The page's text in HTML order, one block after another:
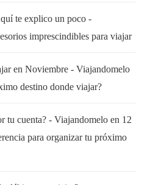
te explico un poco -
imprescindibles para viajar
en Noviembre - Viajandomelo
destino donde viajar?
tu cuenta? - Viajandomelo en 12
para organizar tu próximo